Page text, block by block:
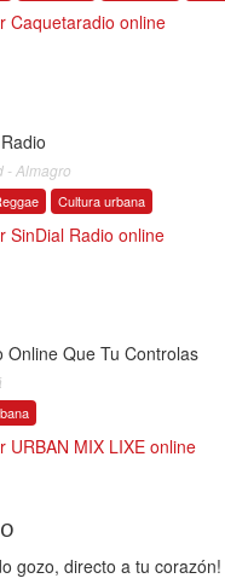
Caquetaradio online
- Almagro
Cultura urbana
SinDial Radio online
Online Que Tu Controlas
URBAN MIX LIXE online
gozo, directo a tu corazón!